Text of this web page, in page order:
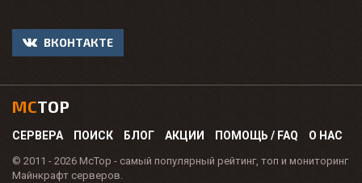
ВКОНТАКТЕ
MCTOP
СЕРВЕРА ПОИСК БЛОГ АКЦИИ ПОМОЩЬ / FAQ О НАС
© 2011 - 2026 McTop - самый популярный рейтинг, топ и мониторинг
Майнкрафт серверов.